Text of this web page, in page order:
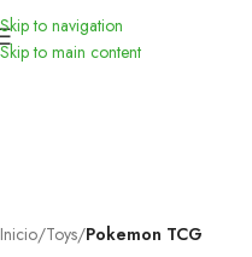
Skip to navigation
Skip to main content
Inicio/Toys/Pokemon TCG